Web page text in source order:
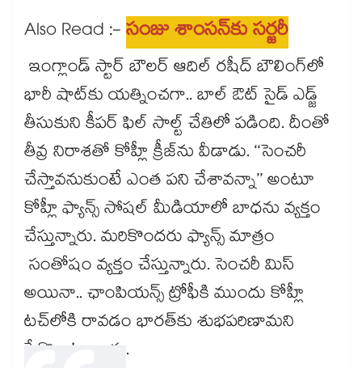
Also Read :-సంజు శాంసన్‌కు సర్జరీ
ఇంగ్లాండ్ స్టార్ బౌలర్ ఆదిల్ రషీద్ బౌలింగ్‎లో
భారీ షాట్‎కు యత్నించగా.. బాల్ ఔట్ సైడ్ ఎడ్జ్
తీసుకుని కీపర్ ఫిల్ సాల్ట్ చేతిలో పడింది. దీంతో
తీవ్ర నిరాశతో కోహ్లీ క్రీజ్‎ను వీడాడు. ‘‘సెంచరీ
చేస్తావనుకుంటే ఎంత పని చేశావన్నా’’ అంటూ
కోహ్లీ ఫ్యాన్స్ సోషల్ మీడియాలో బాధను వ్యక్తం
చేస్తున్నారు. మరికొందరు ఫ్యాన్స్ మాత్రం
సంతోషం వ్యక్తం చేస్తున్నారు. సెంచరీ మిస్
అయినా.. ఛాంపియన్స్ ట్రోఫీకి ముందు కోహ్లీ
టచ్‎లోకి రావడం భారత్‎కు శుభపరిణామని
పేర్కొంటున్నారు.